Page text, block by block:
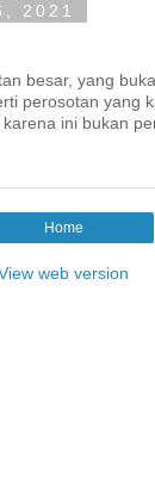
2021
besar, yang
perosotan yang
ini bukan
Home
web version